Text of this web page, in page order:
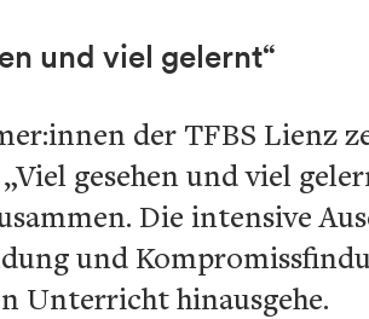
und viel gelernt“
der TFBS Lienz
gesehen und viel
Die intensive
und
Unterricht hinausgehe.